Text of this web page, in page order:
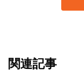
関連記事